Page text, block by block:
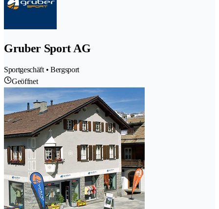
Gruber Sport AG
Sportgeschäft • Bergsport
Geöffnet